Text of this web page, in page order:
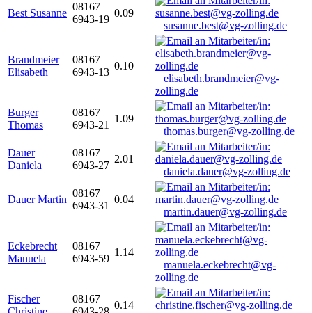
Best Susanne
08167
6943-19
0.09
susanne.best@vg-zolling.de
Brandmeier
Elisabeth
08167
6943-13
0.10
elisabeth.brandmeier@vg-
zolling.de
Burger
Thomas
08167
6943-21
1.09
thomas.burger@vg-zolling.de
Dauer
Daniela
08167
6943-27
2.01
daniela.dauer@vg-zolling.de
Dauer Martin
08167
6943-31
0.04
martin.dauer@vg-zolling.de
Eckebrecht
Manuela
08167
6943-59
1.14
manuela.eckebrecht@vg-
zolling.de
Fischer
08167
0.14